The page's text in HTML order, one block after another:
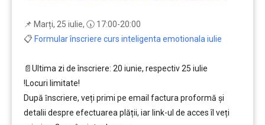
📌 Marți, 25 iulie, 🕠 17:00-20:00
📋 Formular înscriere curs inteligenta emotionala iulie
📄Ultima zi de înscriere: 20 iunie, respectiv 25 iulie
!Locuri limitate!
După ȋnscriere, veți primi pe email factura proformă și
detalii despre efectuarea plății, iar link-ul de acces îl veți